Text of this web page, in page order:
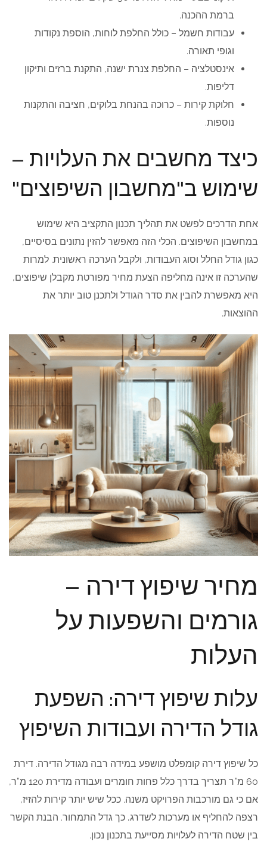
ברמת ההכנה.
עבודות חשמל – כולל החלפת לוחות, הוספת נקודות
וגופי תאורה.
אינסטלציה – החלפת צנרת ישנה, התקנת ברזים ותיקון
דליפות.
חלוקת קירות – כרוכה בהנחת בלוקים, חציבה והתקנות
נוספות.
כיצד מחשבים את העלויות –
שימוש ב"מחשבון השיפוצים"
אחת הדרכים לפשט את תהליך תכנון התקציב היא שימוש
במחשבון השיפוצים. הכלי הזה מאפשר להזין נתונים בסיסיים,
כגון גודל החלל וסוג העבודות, ולקבל הערכה ראשונית. למרות
שהערכה זו אינה מחליפה הצעת מחיר מפורטת מקבלן שיפוצים,
היא מאפשרת להבין את סדר הגודל ולתכנן טוב יותר את
ההוצאות.
מחיר שיפוץ דירה –
גורמים והשפעות על
העלות
עלות שיפוץ דירה: השפעת
גודל הדירה ועבודות השיפוץ
כל שיפוץ דירה קומפלט מושפע במידה רבה מגודל הדירה. דירת
60 מ"ר תצריך בדרך כלל פחות חומרים ועבודה מדירת 120 מ"ר,
אם כי גם מורכבות הפרויקט משנה. ככל שיש יותר קירות להזיז,
רצפה להחליף או מערכות לשדרג, כך גדל התמחור. הבנת הקשר
בין שטח הדירה לעלויות מסייעת בתכנון נכון.